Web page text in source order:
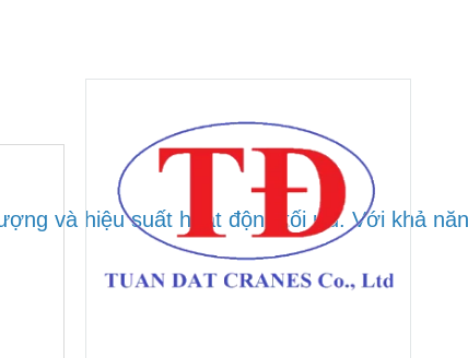
và hiệu suất hoạt động tối ưu. Với khả